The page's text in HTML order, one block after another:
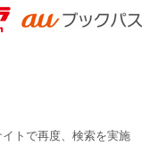
トで再度、検索を実施